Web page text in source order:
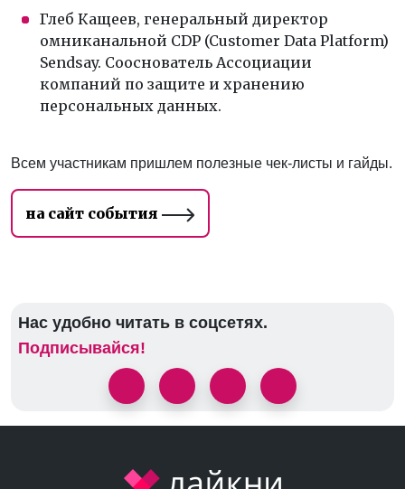
Глеб Кащеев, генеральный директор
омниканальной CDP (Customer Data Platform)
Sendsay. Сооснователь Ассоциации
компаний по защите и хранению
персональных данных.
Всем участникам пришлем полезные чек-листы и гайды.
на сайт события
Нас удобно читать в соцсетях.
Подписывайся!